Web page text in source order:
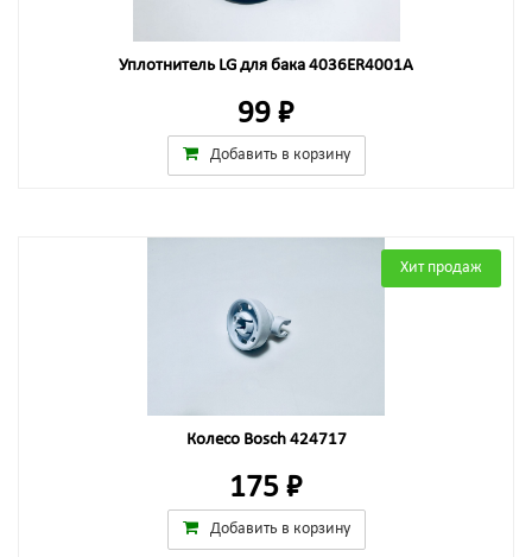
Уплотнитель LG для бака 4036ER4001A
99 ₽
Добавить в корзину
Хит продаж
Колесо Bosch 424717
175 ₽
Добавить в корзину